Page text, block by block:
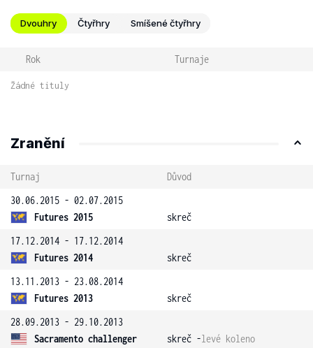
Dvouhry Čtyřhry Smíšené čtyřhry
Rok Turnaje
Žádné tituly
Zranění
Turnaj
Důvod
30.06.2015 - 02.07.2015
Futures 2015
skreč
17.12.2014 - 17.12.2014
Futures 2014
skreč
13.11.2013 - 23.08.2014
Futures 2013
skreč
28.09.2013 - 29.10.2013
Sacramento challenger
skreč -levé koleno